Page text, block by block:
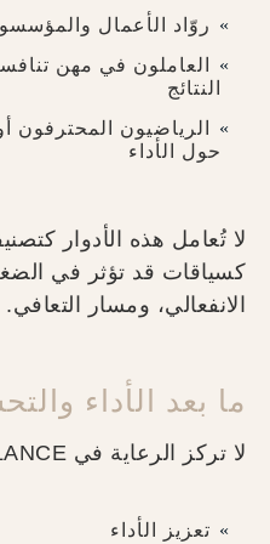
روّاد الأعمال
العاملون في مهن
النتائج
الرياضيون المحترفون
حول الأداء
لا تُعامل هذه الأدوار
كسياقات قد تؤثر في
الانفعالي، ومسار التعافي.
ما بعد الأداء
لا تركز الرعاية في THE BALANCE على:
تعزيز الأداء